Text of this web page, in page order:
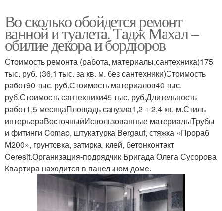
Во сколько обойдется ремонт
ванной и туалета. Тадж Махал –
обилие декора и бордюров
Стоимость ремонта (работа, материалы,сантехника)175
тыс. руб. (36,1 тыс. за кв. м. без сантехники)Стоимость
работ90 тыс. руб.Стоимость материалов40 тыс.
руб.Стоимость сантехники45 тыс. руб.Длительность
работ1,5 месяцаПлощадь санузла1,2 + 2,4 кв. м.Стиль
интерьераВосточныйИспользованные материалыТрубы
и фитинги Comap, штукатурка Bergauf, стяжка «Прораб
М200», грунтовка, затирка, клей, бетонконтакт
Ceresit.Организация-подрядчик Бригада Олега Сусорова
Квартира находится в панельном доме.